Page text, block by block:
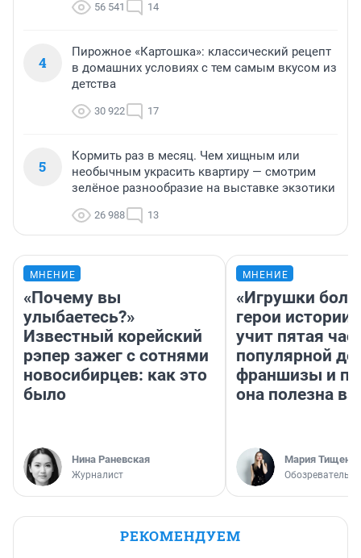
56 541 14
4
Пирожное «Картошка»: классический рецепт
в домашних условиях с тем самым вкусом из
детства
30 922 17
5
Кормить раз в месяц. Чем хищным или
необычным украсить квартиру — смотрим
зелёное разнообразие на выставке экзотики
26 988 13
МНЕНИЕ
«Почему вы
улыбаетесь?»
Известный корейский
рэпер зажег с сотнями
новосибирцев: как это
было
Нина Раневская
Журналист
МНЕНИЕ
«Игрушки
герои
учит пятая
популярной
франшизы и
она полезна
Мария Тищенко
Обозреватель
РЕКОМЕНДУЕМ